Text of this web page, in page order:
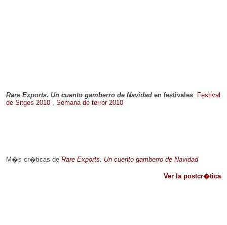
Rare Exports. Un cuento gamberro de Navidad en festivales: Festival
de Sitges 2010 ,Semana de terror 2010
M�s cr�ticas deRare Exports. Un cuento gamberro de Navidad
Ver la postcr�tica